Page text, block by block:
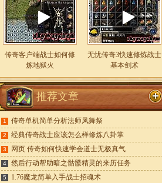
传奇客户端战士如何修
炼地狱火
无忧传奇3快速修炼战士
基本剑术
推荐文章
1 传奇单机简单分析法师凤舞祭
2 经典传奇战士应该怎么样修炼八卦掌
3 网页 传奇如何快速学会道士无极真气
4 然后行动帮助暗之骷髅精灵的来历任务
5 1.76魔龙简单入手战士招魂术